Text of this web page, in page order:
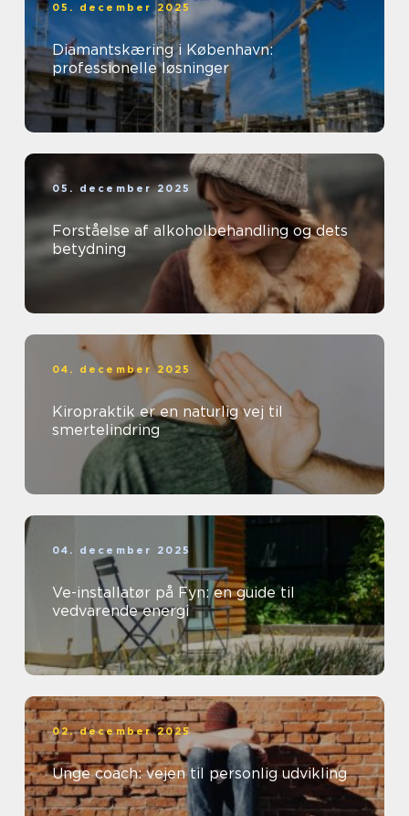
05. december 2025
Diamantskæring i København:
professionelle løsninger
05. december 2025
Forståelse af alkoholbehandling og dets
betydning
04. december 2025
Kiropraktik er en naturlig vej til
smertelindring
04. december 2025
Ve-installatør på Fyn: en guide til
vedvarende energi
02. december 2025
Unge coach: vejen til personlig udvikling